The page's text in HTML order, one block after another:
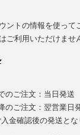
ントの情報を使って
利用いただけませ
のご注文：当日発送
のご注文：翌営業日
金確認後の発送とな